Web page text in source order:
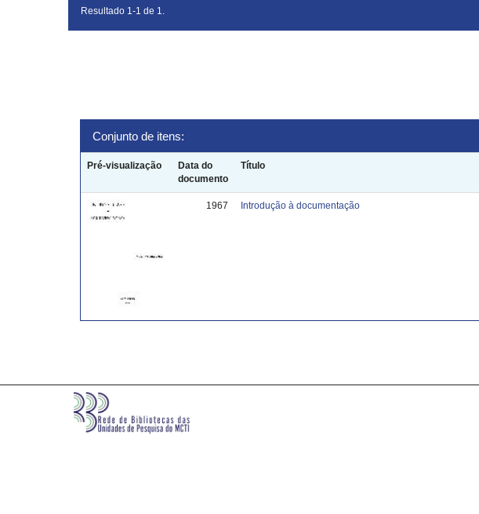
Resultado 1-1 de 1.
Conjunto de itens:
Pré-visualização
Data do
documento
Título
1967 Introdução à documentação